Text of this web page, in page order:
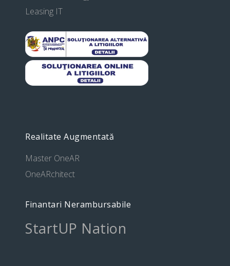
Leasing IT
Realitate Augmentată
Master OneAR
OneARchitect
Finantari Nerambursabile
StartUP Nation